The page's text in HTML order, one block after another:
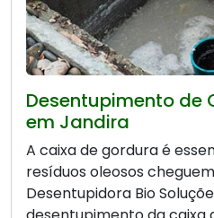
Desentupimento de
em Jandira
A caixa de gordura é
resíduos oleosos
Desentupidora Bio